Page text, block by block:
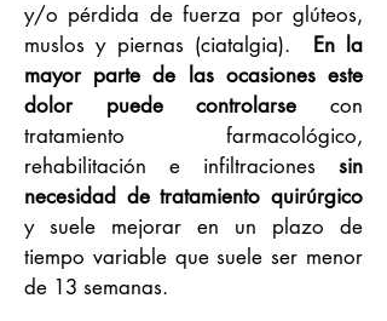
y/o pérdida de fuerza por glúteos,
muslos y piernas (ciatalgia). En la
mayor parte de las ocasiones este
dolor puede controlarse con
tratamiento farmacológico,
rehabilitación e infiltraciones sin
necesidad de tratamiento quirúrgico
y suele mejorar en un plazo de
tiempo variable que suele ser menor
de 13 semanas.